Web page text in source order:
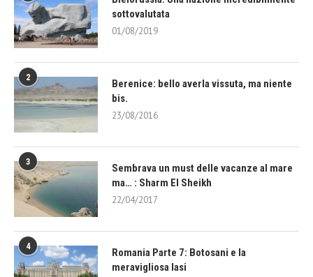
sottovalutata
01/08/2019
2
Berenice: bello averla vissuta, ma niente
bis.
23/08/2016
3
Sembrava un must delle vacanze al mare
ma… : Sharm El Sheikh
22/04/2017
4
Romania Parte 7: Botosani e la
meravigliosa Iasi